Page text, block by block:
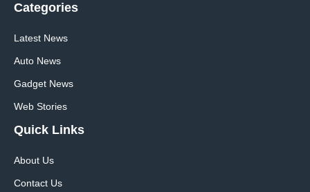
Categories
Latest News
Auto News
Gadget News
Web Stories
Quick Links
About Us
Contact Us